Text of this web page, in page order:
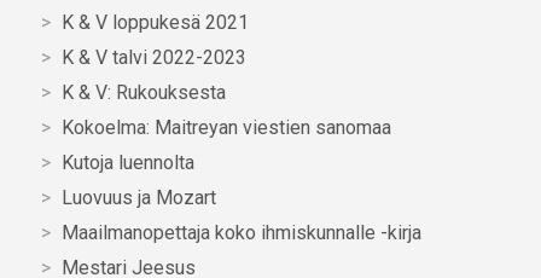
K & V loppukesä 2021
K & V talvi 2022-2023
K & V: Rukouksesta
Kokoelma: Maitreyan viestien sanomaa
Kutoja luennolta
Luovuus ja Mozart
Maailmanopettaja koko ihmiskunnalle -kirja
Mestari Jeesus